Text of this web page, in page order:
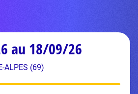
au 18/09/26
ALPES (69)